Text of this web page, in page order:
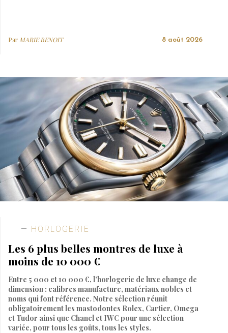
Par MARIE BENOIT 8 août 2026
HORLOGERIE
Les 6 plus belles montres de luxe à
moins de 10 000 €
Entre 5 000 et 10 000 €, l’horlogerie de luxe change de
dimension : calibres manufacture, matériaux nobles et
noms qui font référence. Notre sélection réunit
obligatoirement les mastodontes Rolex, Cartier, Omega
et Tudor ainsi que Chanel et IWC pour une sélection
variée, pour tous les goûts, tous les styles.